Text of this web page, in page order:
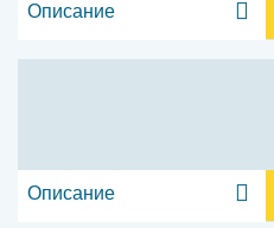
Описание
Описание